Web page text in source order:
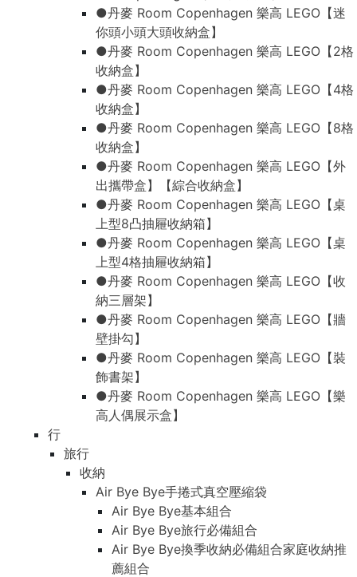
●丹麥 Room Copenhagen 樂高 LEGO【迷
你頭小頭大頭收納盒】
●丹麥 Room Copenhagen 樂高 LEGO【2格
收納盒】
●丹麥 Room Copenhagen 樂高 LEGO【4格
收納盒】
●丹麥 Room Copenhagen 樂高 LEGO【8格
收納盒】
●丹麥 Room Copenhagen 樂高 LEGO【外
出攜帶盒】【綜合收納盒】
●丹麥 Room Copenhagen 樂高 LEGO【桌
上型8凸抽屜收納箱】
●丹麥 Room Copenhagen 樂高 LEGO【桌
上型4格抽屜收納箱】
●丹麥 Room Copenhagen 樂高 LEGO【收
納三層架】
●丹麥 Room Copenhagen 樂高 LEGO【牆
壁掛勾】
●丹麥 Room Copenhagen 樂高 LEGO【裝
飾書架】
●丹麥 Room Copenhagen 樂高 LEGO【樂
高人偶展示盒】
行
旅行
收納
Air Bye Bye手捲式真空壓縮袋
Air Bye Bye基本組合
Air Bye Bye旅行必備組合
Air Bye Bye換季收納必備組合家庭收納推
薦組合